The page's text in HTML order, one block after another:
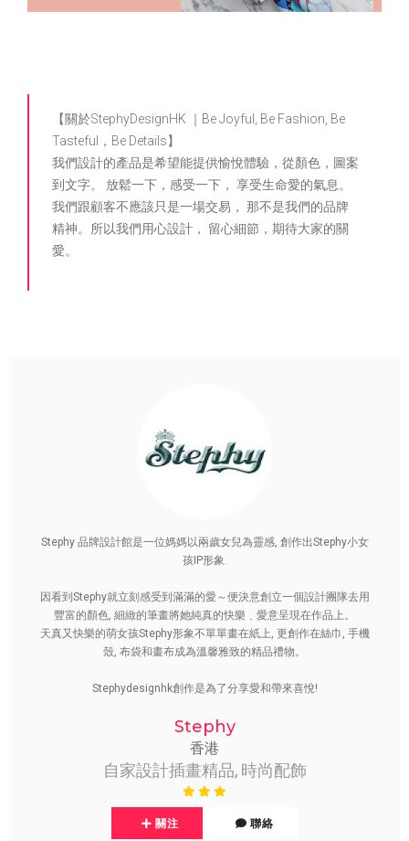
【關於StephyDesignHK ｜Be Joyful, Be Fashion, Be
Tasteful，Be Details】
我們設計的產品是希望能提供愉悅體驗，從顏色，圖案
到文字。 放鬆一下，感受一下， 享受生命愛的氣息。
我們跟顧客不應該只是一場交易， 那不是我們的品牌
精神。所以我們用心設計， 留心細節，期待大家的關
愛。
Stephy 品牌設計館是一位媽媽以兩歲女兒為靈感, 創作出Stephy小女
孩IP形象.
因看到Stephy就立刻感受到滿滿的愛～便決意創立一個設計團隊去用
豐富的顏色, 細緻的筆畫將她純真的快樂﹑愛意呈現在作品上。
天真又快樂的萌女孩Stephy形象不單單畫在紙上, 更創作在絲巾, 手機
殼, 布袋和畫布成為溫馨雅致的精品禮物。
Stephydesignhk創作是為了分享愛和帶來喜悅!
Stephy
香港
自家設計插畫精品, 時尚配飾
關注 聯絡